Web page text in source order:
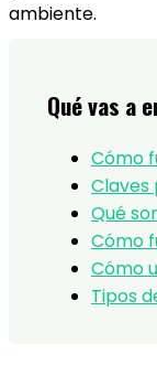
ambiente.
Qué vas a
Cómo
Claves
Qué
Cómo
Cómo
Tipos